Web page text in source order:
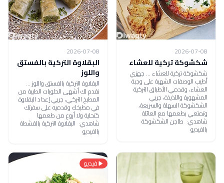
2026-07-08
شكشوكة تركية للعشاء
شكشوكة تركية للعشاء ... جهزي
أطيب الوصفات الشهية على وجبة
العشاء، وقدمي الأطباق التركية
المشهورة واللذيذة، جربي
الشكشوكة السهلة والسريعة،
وتمتعي بطعمها مع العائلة
شاهدي: طاجن الشكشوكة
بالفيديو
2026-07-08
البقلاوة التركية بالفستق
واللوز
البقلاوة التركية بالفستق واللوز ...
نقدم لك أشهى الحلويات الطيبة من
المطبخ التركي، جربي إعداد البقلاوة
في مطبخك وقدميه على سفرتك
كتحلية ولا أروع من طعمها
شاهدي: البقلاوة التركية بالقشطة
بالفيديو
فيديو